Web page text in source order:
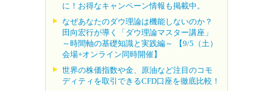
に！お得なキャンペーン情報も掲載中。
なぜあなたのダウ理論は機能しないのか？
田向宏行が導く「ダウ理論マスター講座」
～時間軸の基礎知識と実践編～ 【9/5（土）
会場+オンライン同時開催】
世界の株価指数や金、原油など注目のコモ
ディティを取引できるCFD口座を徹底比較！